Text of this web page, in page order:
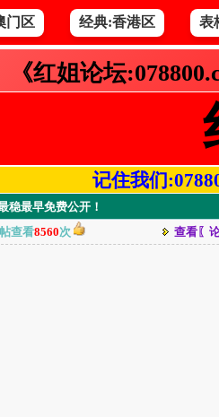
门区 经典:香港区 表
《红姐论坛
记住我们
稳最早免费公开！
查看8560次 查看〖